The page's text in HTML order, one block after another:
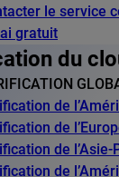
le service
gratuit
du
de
de
de l’Asie-
de